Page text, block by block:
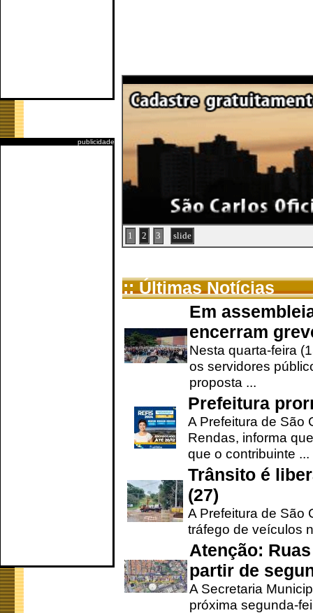
publicidade
1 2 3 slide
:: Últimas Notícias
Em
encerram
Nesta quarta-feira
os servidores
proposta ...
Prefeitura
A Prefeitura de São
Rendas, informa
que o contribuinte ...
Trânsito é
(27)
A Prefeitura de São
tráfego de veículos
Atenção:
partir de
A Secretaria
próxima segunda-